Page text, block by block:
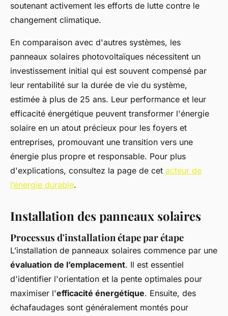
soutenant activement les efforts de lutte contre le
changement climatique.
En comparaison avec d'autres systèmes, les
panneaux solaires photovoltaïques nécessitent un
investissement initial qui est souvent compensé par
leur rentabilité sur la durée de vie du système,
estimée à plus de 25 ans. Leur performance et leur
efficacité énergétique peuvent transformer l'énergie
solaire en un atout précieux pour les foyers et
entreprises, promouvant une transition vers une
énergie plus propre et responsable. Pour plus
d'explications, consultez la page de cet acteur de
l’énergie durable.
Installation des panneaux solaires
Processus d'installation étape par étape
L’installation de panneaux solaires commence par une
évaluation de l’emplacement. Il est essentiel
d'identifier l'orientation et la pente optimales pour
maximiser l'efficacité énergétique. Ensuite, des
échafaudages sont généralement montés pour